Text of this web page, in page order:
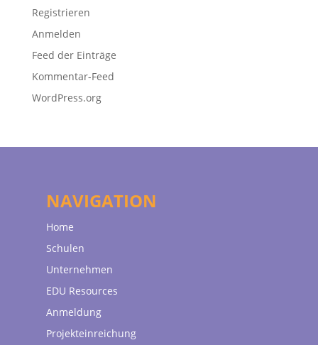
Registrieren
Anmelden
Feed der Einträge
Kommentar-Feed
WordPress.org
NAVIGATION
Home
Schulen
Unternehmen
EDU Resources
Anmeldung
Projekteinreichung